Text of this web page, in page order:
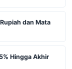
dan Mata
Hingga Akhir